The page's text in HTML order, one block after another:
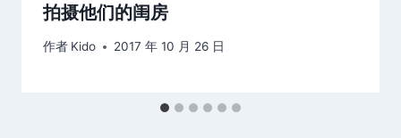
拍摄他们的闺房
作者 Kido 2017 年 10 月 26 日